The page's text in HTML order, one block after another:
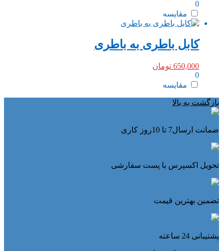
0
مقایسه
کابل باطری به باطری
650,000 تومان
0
مقایسه
بازگشت به بالا
ضمانت ارسال7 تا 10روز کاری
تحویل اکسپرس با پست سفارشی
تضمین بهترین قیمت
پشتیبانی 24 ساعته